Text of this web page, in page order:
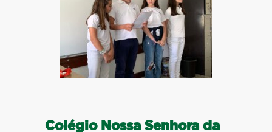
Colégio Nossa Senhora da